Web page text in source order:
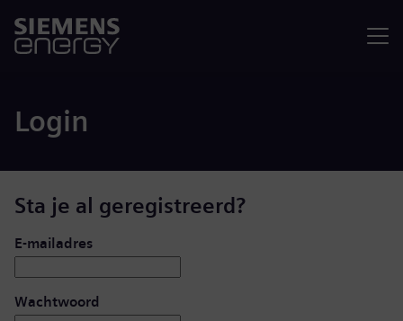
Login
Sta je al geregistreerd?
Inloggen: gebruiker en wachtwoord
E-mailadres
Wachtwoord